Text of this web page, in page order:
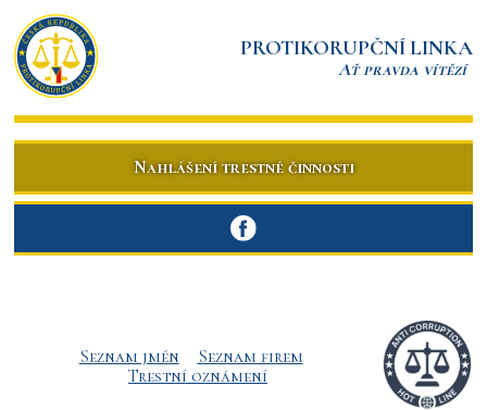
PROTIKORUPČNÍ LINKA
Ať pravda vítězí
Nahlášení trestné činnosti
Seznam jmén
Seznam firem
Trestní oznámení